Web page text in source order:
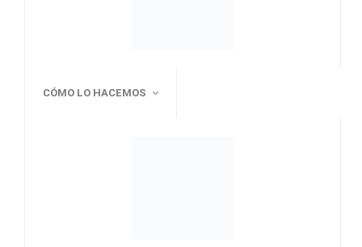
CÓMO LO HACEMOS